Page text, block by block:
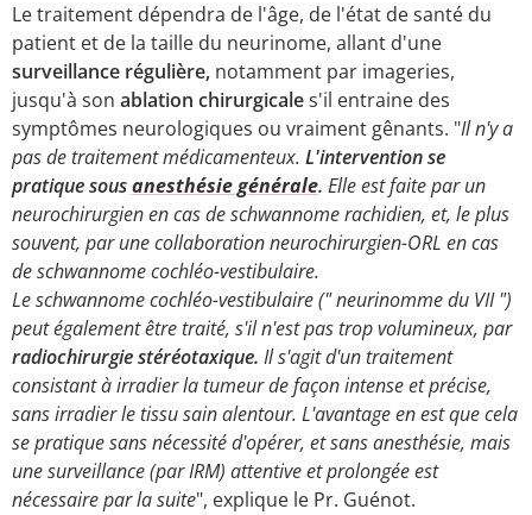
Le traitement dépendra de l'âge, de l'état de santé du
patient et de la taille du neurinome, allant d'une
surveillance régulière, notamment par imageries,
jusqu'à son ablation chirurgicales'il entraine des
symptômes neurologiques ou vraiment gênants. "Il n'y a
pas de traitement médicamenteux. L'intervention se
pratique sousanesthésie générale. Elle est faite par un
neurochirurgien en cas de schwannome rachidien, et, le plus
souvent, par une collaboration neurochirurgien-ORL en cas
de schwannome cochléo-vestibulaire.
Le schwannome cochléo-vestibulaire (" neurinomme du VII ")
peut également être traité, s'il n'est pas trop volumineux, par
radiochirurgie stéréotaxique. Il s'agit d'un traitement
consistant à irradier la tumeur de façon intense et précise,
sans irradier le tissu sain alentour. L'avantage en est que cela
se pratique sans nécessité d'opérer, et sans anesthésie, mais
une surveillance (par IRM) attentive et prolongée est
nécessaire par la suite", explique le Pr. Guénot.